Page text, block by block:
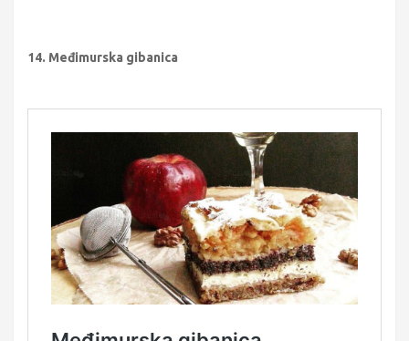
14. Međimurska gibanica